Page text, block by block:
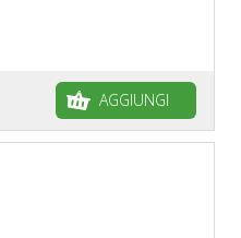
AGGIUNGI